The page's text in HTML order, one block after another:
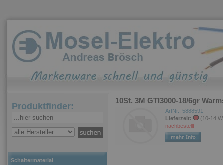
Produktfinder:
Schaltermaterial
10St. 3M GTI3000-18/6gr
ArtNr.: 5888591
Lieferzeit:
(10-14
nachbestellt